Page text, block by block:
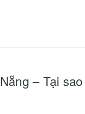
– Tại